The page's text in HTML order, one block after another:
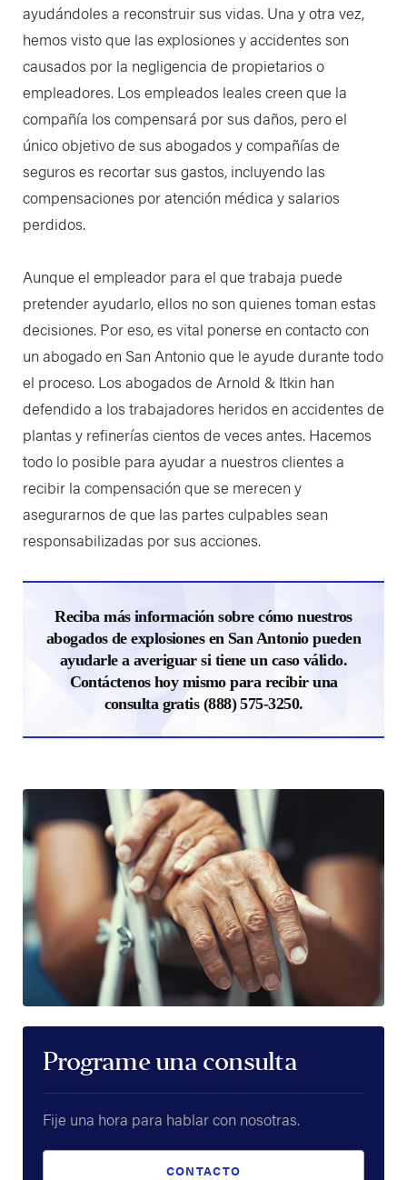
ayudándoles a reconstruir sus vidas. Una y otra vez,
hemos visto que las explosiones y accidentes son
causados por la negligencia de propietarios o
empleadores. Los empleados leales creen que la
compañía los compensará por sus daños, pero el
único objetivo de sus abogados y compañías de
seguros es recortar sus gastos, incluyendo las
compensaciones por atención médica y salarios
perdidos.
Aunque el empleador para el que trabaja puede
pretender ayudarlo, ellos no son quienes toman estas
decisiones. Por eso, es vital ponerse en contacto con
un abogado en San Antonio que le ayude durante todo
el proceso. Los abogados de Arnold & Itkin han
defendido a los trabajadores heridos en accidentes de
plantas y refinerías cientos de veces antes. Hacemos
todo lo posible para ayudar a nuestros clientes a
recibir la compensación que se merecen y
asegurarnos de que las partes culpables sean
responsabilizadas por sus acciones.
Reciba más información sobre cómo nuestros
abogados de explosiones en San Antonio pueden
ayudarle a averiguar si tiene un caso válido.
Contáctenos hoy mismo para recibir una
consulta gratis (888) 575-3250.
Programe una consulta
Fije una hora para hablar con nosotras.
CONTACTO